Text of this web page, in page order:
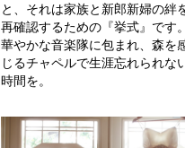
と、それは家族と新郎新婦の絆を
再確認するための『挙式』です。
華やかな音楽隊に包まれ、森を感
じるチャペルで生涯忘れられない
時間を。